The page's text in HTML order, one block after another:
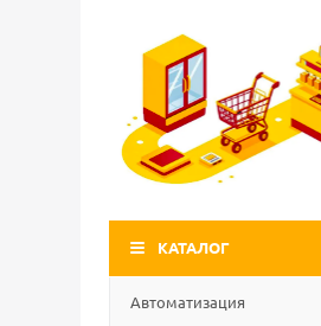
КАТАЛОГ
Автоматизация